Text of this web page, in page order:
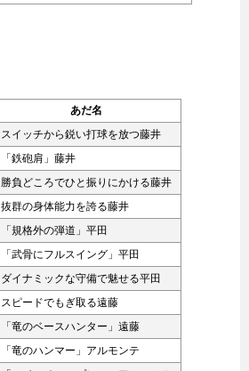
あだ名
スイッチから鋭い打球を放つ藤井
「鉄砲肩」藤井
勝負どころでひと振りにかける藤井
抜群の身体能力を誇る藤井
「規格外の弾道」平田
「武骨にフルスイング」平田
ダイナミックな守備で魅せる平田
スピードでもぎ取る遠藤
「竜のベースハンター」遠藤
「竜のハンマー」アルモンテ